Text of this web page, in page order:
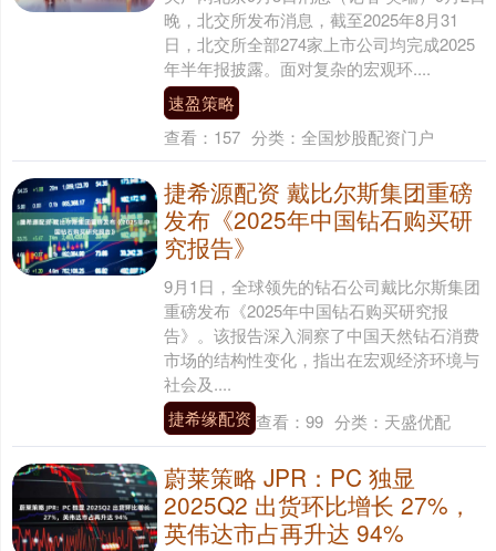
晚，北交所发布消息，截至2025年8月31
日，北交所全部274家上市公司均完成2025
年半年报披露。面对复杂的宏观环....
速盈策略
查看： 157 分类： 全国炒股配资门户
捷希源配资 戴比尔斯集团重磅
发布《2025年中国钻石购买研
究报告》
9月1日，全球领先的钻石公司戴比尔斯集团
重磅发布《2025年中国钻石购买研究报
告》。该报告深入洞察了中国天然钻石消费
市场的结构性变化，指出在宏观经济环境与
社会及....
捷希缘配资 查看： 99 分类： 天盛优配
蔚莱策略 JPR：PC 独显
2025Q2 出货环比增长 27%，
英伟达市占再升达 94%